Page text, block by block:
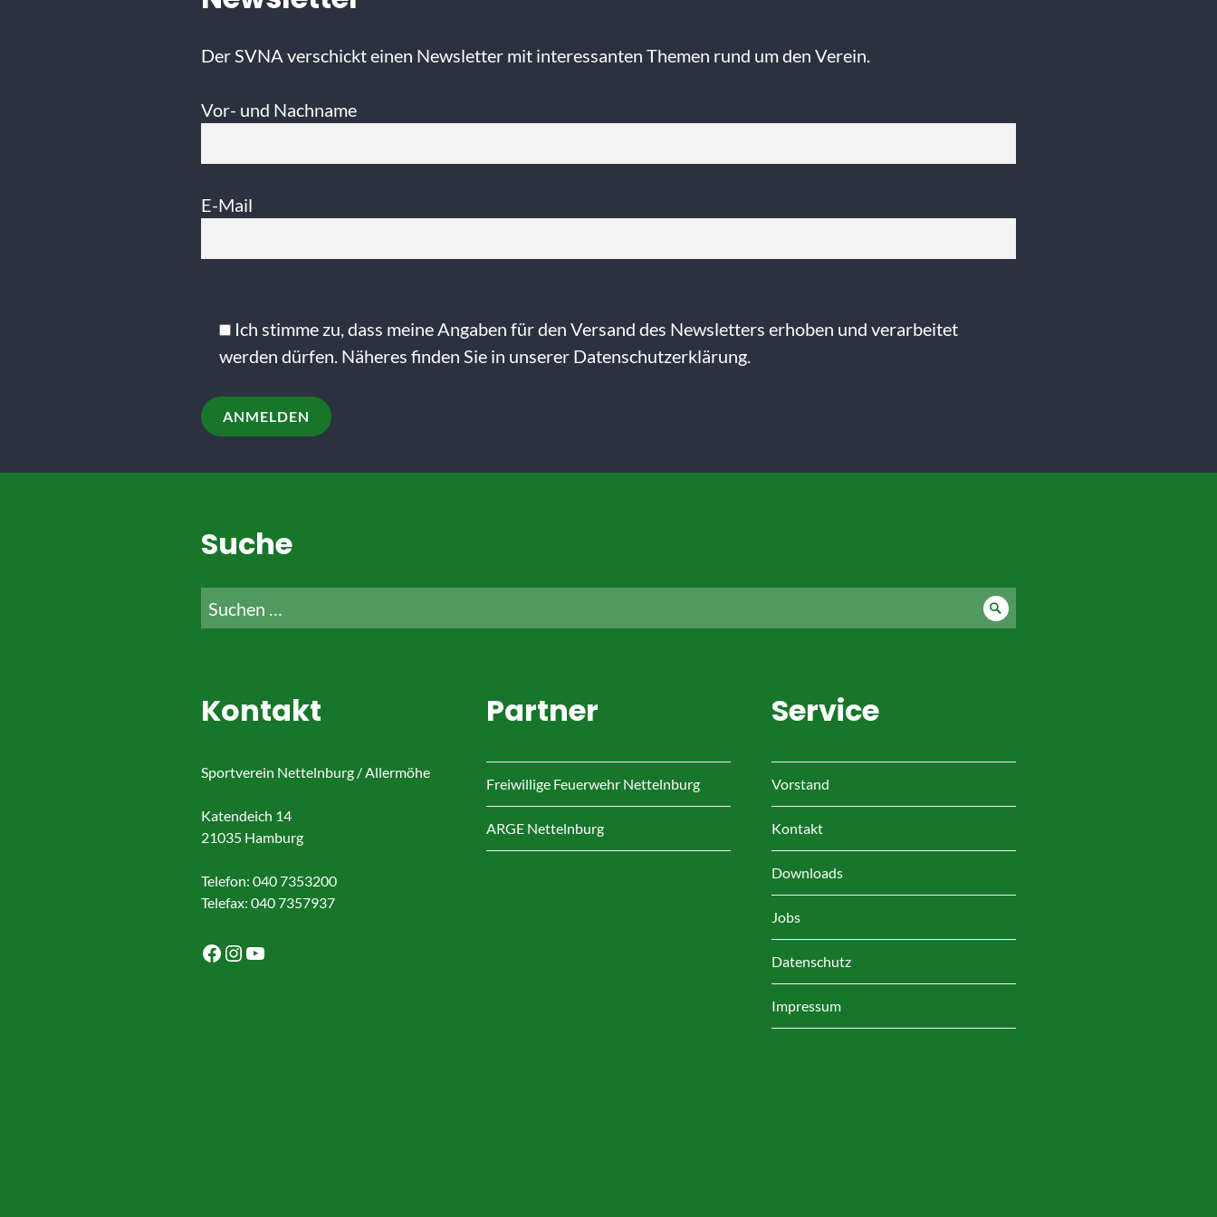
Der SVNA verschickt einen Newsletter mit interessanten Themen rund um den Verein.
Vor- und Nachname
E-Mail
lasse
dieses
leer.
Ich stimme zu, dass meine Angaben für den Versand des Newsletters erhoben und verarbeitet
werden dürfen. Näheres finden Sie in unserer Datenschutzerklärung
Suche
Suche
nach:
Suche
Kontakt
Sportverein Nettelnburg / Allermöhe
Katendeich 14
21035 Hamburg
Telefon: 040 7353200
Telefax: 040 7357937
Facebook
Instagram
YouTube
Partner
Freiwillige Feuerwehr Nettelnburg
ARGE Nettelnburg
Service
Vorstand
Kontakt
Downloads
Jobs
Datenschutz
Impressum